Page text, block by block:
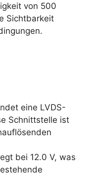
von 500
Sichtbarkeit
eine LVDS-
Schnittstelle ist
bei 12.0 V, was